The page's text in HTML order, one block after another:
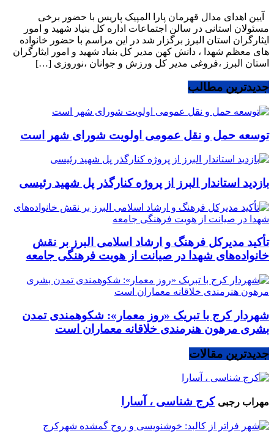
آیین اهدای مدال قهرمان پارا المپیک پاریس با حضور برخی
مسئولان استانی در سالن اجتماعات اداره کل بنیاد شهید و امور
ایثارگران استان البرز برگزار شد در این مراسم با حضور خانواده
های معظم شهدا ، دانش کهن مدیر کل بنیاد شهید و امور ایثارگران
استان البرز ،فروغی مدیر کل ورزش و جوانان ،نوروزی […]
جدیدترین مطالب
توسعه حمل و نقل عمومی اولویت شورای شهر است
بازدید استاندار البرز از پروژه کنارگذر پل شهید رئیسی
تأکید مدیرکل فرهنگ و ارشاد اسلامی البرز بر نقش
خانواده‌های شهدا در صیانت از هویت فرهنگی جامعه
شهردار کرج با تبریک «روز معمار»: شکوهمندی تمدن
بشری مرهون هنرمندی خلاقانه معماران است
جدیدترین مقالات
مهراب رجبی کرج شناسی ، آسارا